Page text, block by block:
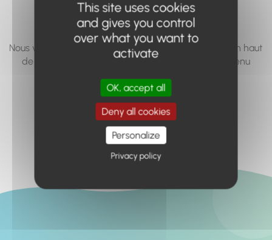
pas... ou plus.
Nous vous invitons à utiliser le moteur de recherche en haut
de page, ou à utiliser le menu pour trouver le contenu
Retour à l'accueil
This site uses cookies
and gives you control
over what you want to
activate
OK, accept all
Deny all cookies
Personalize
Privacy policy